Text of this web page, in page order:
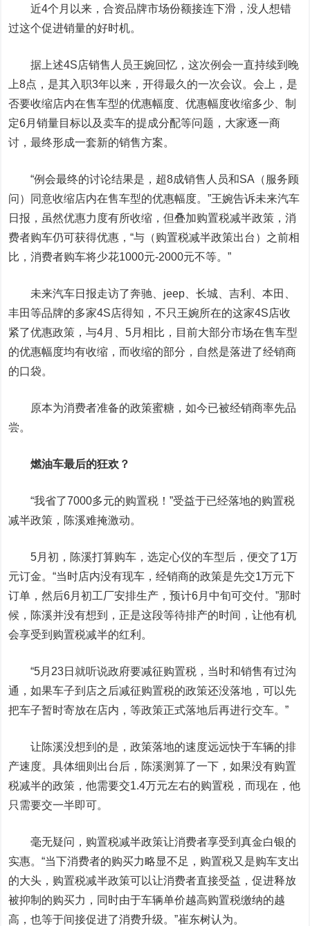
近4个月以来，合资品牌市场份额接连下滑，没人想错
过这个促进销量的好时机。
据上述4S店销售人员王婉回忆，这次例会一直持续到晚
上8点，是其入职3年以来，开得最久的一次会议。会上，是
否要收缩店内在售车型的优惠幅度、优惠幅度收缩多少、制
定6月销量目标以及卖车的提成分配等问题，大家逐一商
讨，最终形成一套新的销售方案。
“例会最终的讨论结果是，超8成销售人员和SA（服务顾
问）同意收缩店内在售车型的优惠幅度。”王婉告诉未来汽车
日报，虽然优惠力度有所收缩，但叠加购置税减半政策，消
费者购车仍可获得优惠，“与（购置税减半政策出台）之前相
比，消费者购车将少花1000元-2000元不等。”
未来汽车日报走访了奔驰、jeep、长城、吉利、本田、
丰田等品牌的多家4S店得知，不只王婉所在的这家4S店收
紧了优惠政策，与4月、5月相比，目前大部分市场在售车型
的优惠幅度均有收缩，而收缩的部分，自然是落进了经销商
的口袋。
原本为消费者准备的政策蜜糖，如今已被经销商率先品
尝。
燃油车最后的狂欢？
“我省了7000多元的购置税！”受益于已经落地的购置税
减半政策，陈溪难掩激动。
5月初，陈溪打算购车，选定心仪的车型后，便交了1万
元订金。“当时店内没有现车，经销商的政策是先交1万元下
订单，然后6月初工厂安排生产，预计6月中旬可交付。”那时
候，陈溪并没有想到，正是这段等待排产的时间，让他有机
会享受到购置税减半的红利。
“5月23日就听说政府要减征购置税，当时和销售有过沟
通，如果车子到店之后减征购置税的政策还没落地，可以先
把车子暂时寄放在店内，等政策正式落地后再进行交车。”
让陈溪没想到的是，政策落地的速度远远快于车辆的排
产速度。具体细则出台后，陈溪测算了一下，如果没有购置
税减半的政策，他需要交1.4万元左右的购置税，而现在，他
只需要交一半即可。
毫无疑问，购置税减半政策让消费者享受到真金白银的
实惠。“当下消费者的购买力略显不足，购置税又是购车支出
的大头，购置税减半政策可以让消费者直接受益，促进释放
被抑制的购买力，同时由于车辆单价越高购置税缴纳的越
高，也等于间接促进了消费升级。”崔东树认为。